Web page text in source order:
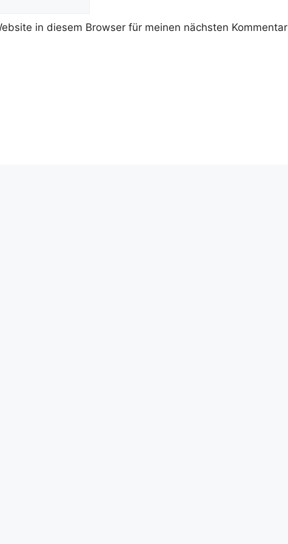
in diesem Browser für meinen nächsten Kommentar